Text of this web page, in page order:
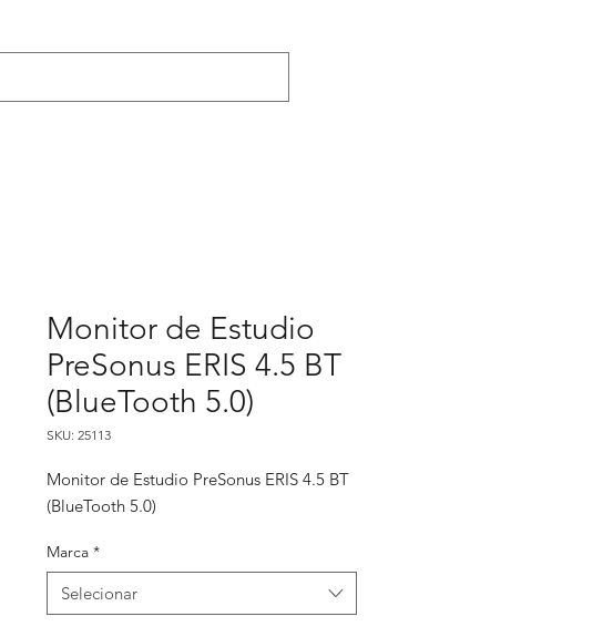
Monitor de Estudio
PreSonus ERIS 4.5 BT
(BlueTooth 5.0)
SKU: 25113
Monitor de Estudio PreSonus ERIS 4.5 BT
(BlueTooth 5.0)
Marca *
Selecionar